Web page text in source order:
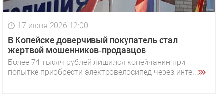
17 июня 2026 12:00
В Копейске доверчивый покупатель стал
жертвой мошенников‑продавцов
Более 74 тысяч рублей лишился копейчанин при
попытке приобрести электровелосипед через инте...